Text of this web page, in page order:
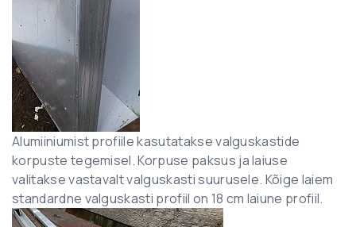
Alumiiniumist profiile kasutatakse valguskastide
korpuste tegemisel. Korpuse paksus ja laiuse
valitakse vastavalt valguskasti suurusele. Kõige laiem
standardne valguskasti profiil on 18 cm laiune profiil.